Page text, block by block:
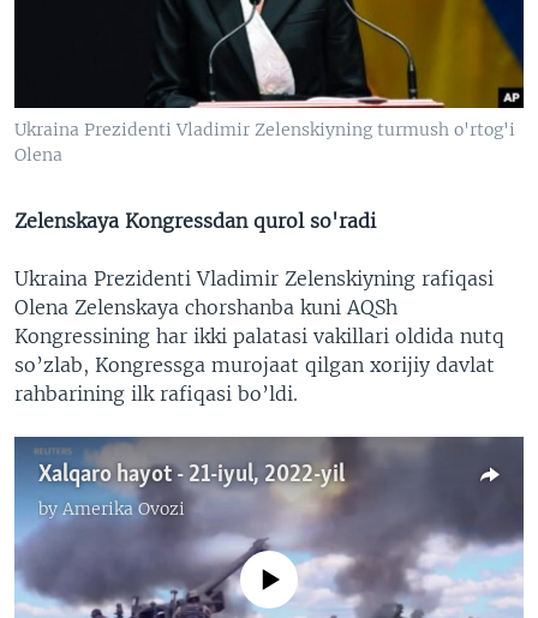
XABARLAR SURATLARDA
ODNOKLASSNIKI
TWITTER
SOUNDCLOUD
VOA
Ukraina Prezidenti Vladimir Zelenskiyning turmush o'rtog'i
Olena
Zelenskaya Kongressdan qurol so'radi
Ukraina Prezidenti Vladimir Zelenskiyning rafiqasi
Olena Zelenskaya chorshanba kuni AQSh
Kongressining har ikki palatasi vakillari oldida nutq
so’zlab, Kongressga murojaat qilgan xorijiy davlat
rahbarining ilk rafiqasi bo’ldi.
Xalqaro hayot - 21-iyul, 2022-yil
by Amerika Ovozi
No media source currently available